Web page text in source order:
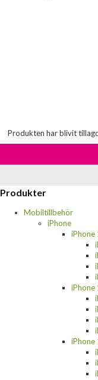
Produkten har blivit
Produkter
Mobiltillbehör
iPhone
iPhone
iPhone
iPhone